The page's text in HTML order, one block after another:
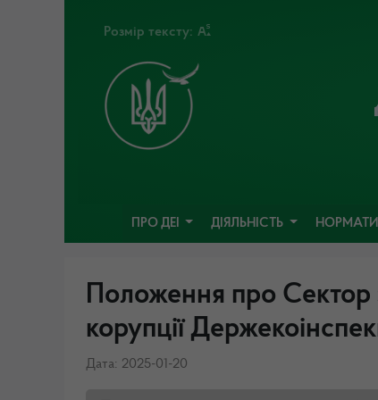
Розмір тексту:
ПРО ДЕІ ДІЯЛЬНІСТЬ
Положення про Сектор
корупції
Дата: 2025-01-20